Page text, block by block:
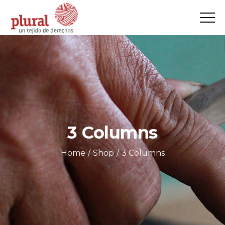
3 Columns
Home Shop 3 Columns